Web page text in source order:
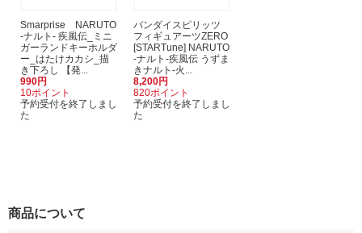
Smarprise NARUTO
-ナルト- 疾風伝_ミニ
ガーランドキーホルダ
ー_はたけカカシ_描
き下ろし 【発...
990円
10ポイント
予約受付を終了しまし
た
バンダイスピリッツ
フィギュアーツZERO
[STARTune] NARUTO
-ナルト-疾風伝 うずま
きナルト-火...
8,200円
820ポイント
予約受付を終了しまし
た
商品について